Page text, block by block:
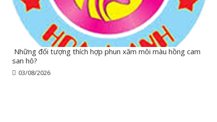
Những đối tượng thích hợp phun xăm môi màu hồng cam
san hô?
03/08/2026